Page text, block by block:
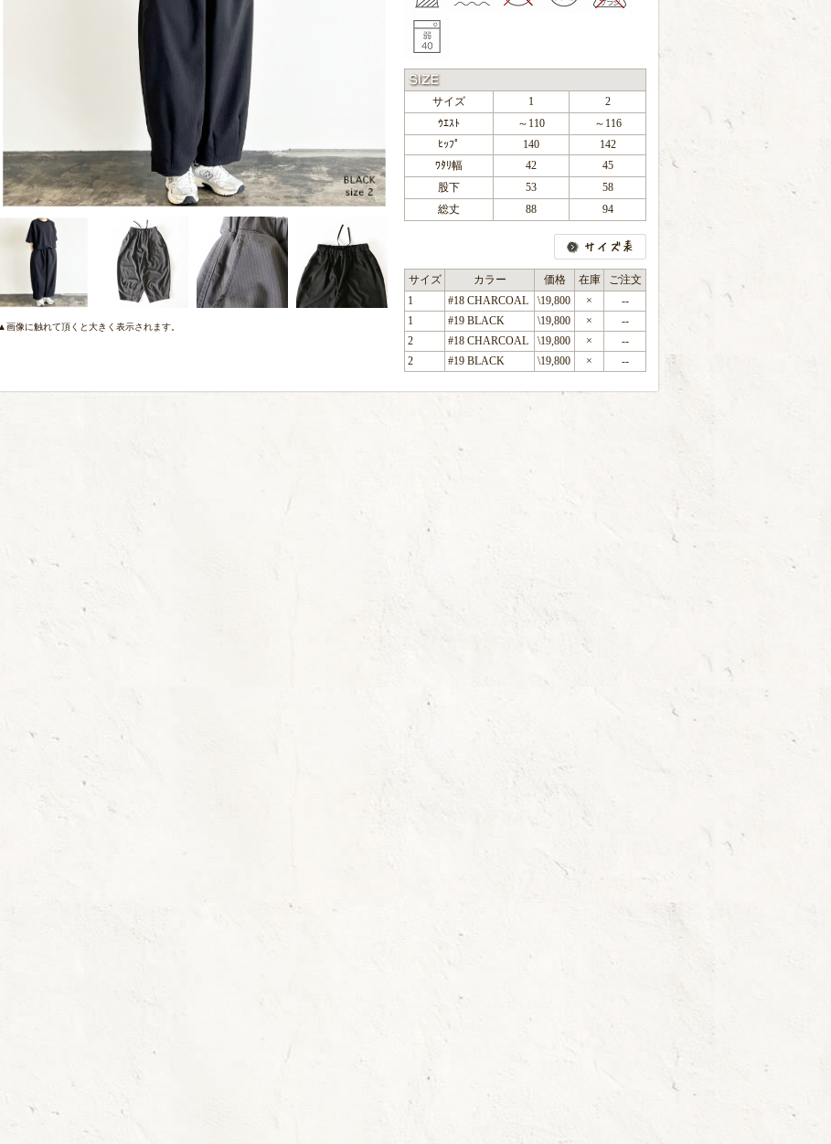
▲画像に触れて頂くと大きく表示されます。
サイズ 1
2
ｳｴｽﾄ
～110
～116
ﾋｯﾌﾟ
140
142
ﾜﾀﾘ幅
42
45
股下
53
58
総丈
88 94
サイズ カラー 価格 在庫
ご注文
1
#18 CHARCOAL \19,800 ×
--
1
#19 BLACK \19,800 ×
--
2
#18 CHARCOAL \19,800 ×
--
2
#19 BLACK \19,800 × --